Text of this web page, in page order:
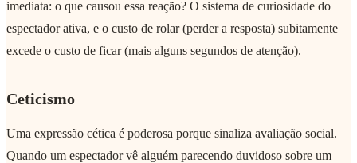
imediata: o que causou essa reação? O sistema de curiosidade do
espectador ativa, e o custo de rolar (perder a resposta) subitamente
excede o custo de ficar (mais alguns segundos de atenção).
Ceticismo
Uma expressão cética é poderosa porque sinaliza avaliação social.
Quando um espectador vê alguém parecendo duvidoso sobre um